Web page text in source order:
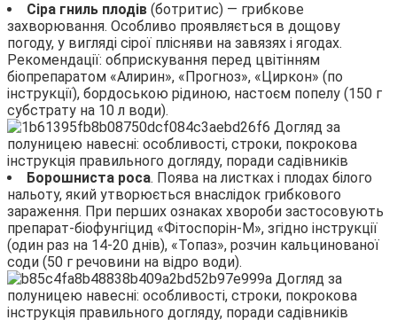
Сіра гниль плодів (ботритис) — грибкове
захворювання. Особливо проявляється в дощову
погоду, у вигляді сірої плісняви на завязях і ягодах.
Рекомендації: обприскування перед цвітінням
біопрепаратом «Алирин», «Прогноз», «Циркон» (по
інструкції), бордоською рідиною, настоєм попелу (150 г
субстрату на 10 л води).
Борошниста роса. Поява на листках і плодах білого
нальоту, який утворюється внаслідок грибкового
зараження. При перших ознаках хвороби застосовують
препарат-біофунгіцид «Фітоспорін-М», згідно інструкції
(один раз на 14-20 днів), «Топаз», розчин кальцинованої
соди (50 г речовини на відро води).